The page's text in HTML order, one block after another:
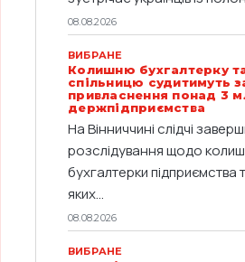
08.08.2026
ВИБРАНЕ
Колишню бухгалтерку та
спільницю судитимуть
привласнення понад 3
держпідприємства
На Вінниччині слідчі
розслідування щодо
бухгалтерки підприємства
яких...
08.08.2026
ВИБРАНЕ